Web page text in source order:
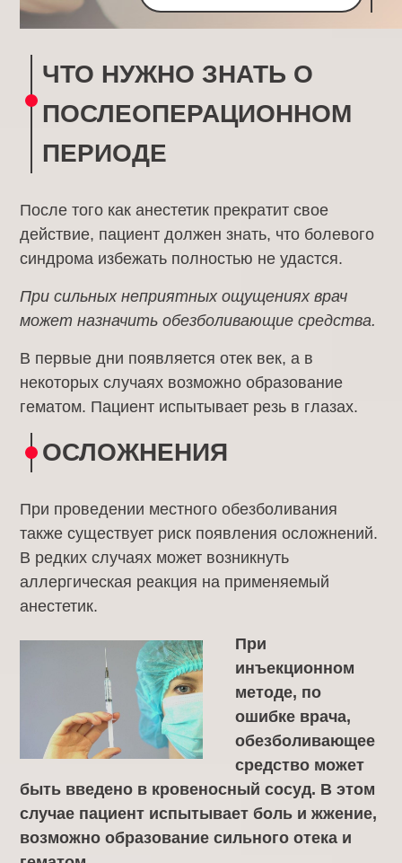
ЧТО НУЖНО ЗНАТЬ О
ПОСЛЕОПЕРАЦИОННОМ
ПЕРИОДЕ
После того как анестетик прекратит свое
действие, пациент должен знать, что болевого
синдрома избежать полностью не удастся.
При сильных неприятных ощущениях врач
может назначить обезболивающие средства.
В первые дни появляется отек век, а в
некоторых случаях возможно образование
гематом. Пациент испытывает резь в глазах.
ОСЛОЖНЕНИЯ
При проведении местного обезболивания
также существует риск появления осложнений.
В редких случаях может возникнуть
аллергическая реакция на применяемый
анестетик.
При
инъекционном
методе, по
ошибке врача,
обезболивающее
средство может
быть введено в кровеносный сосуд. В этом
случае пациент испытывает боль и жжение,
возможно образование сильного отека и